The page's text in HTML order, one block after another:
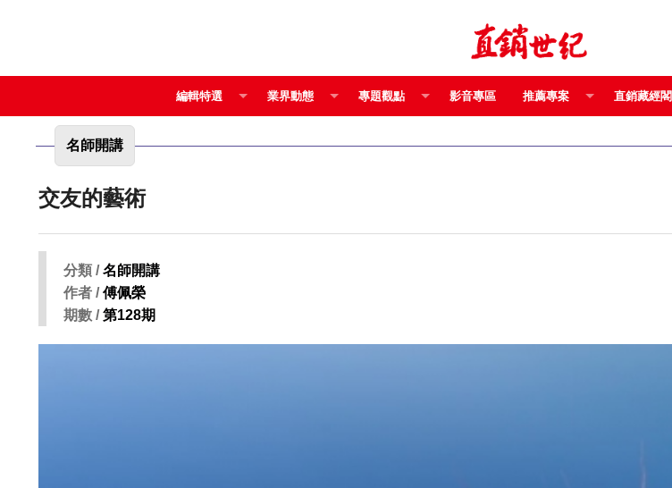
編輯特選 業界動態 專題觀點 影音專區 推薦專案 直銷藏經閣
名師開講
交友的藝術
分類 /名師開講
作者 /傅佩榮
期數 /第128期